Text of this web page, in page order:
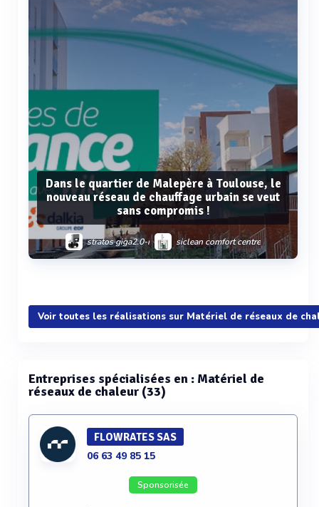
Dans le quartier de Malepère à Toulouse, le
nouveau réseau de chauffage urbain se veut
sans compromis !
stratos giga2.0-i siclean comfort centre
Voir plus
Voir toutes les réalisations sur Matériel de réseaux de
Entreprises spécialisées en : Matériel de
réseaux de chaleur (33)
FLOWRATES SAS
06 63 49 85 15
Sponsorisée